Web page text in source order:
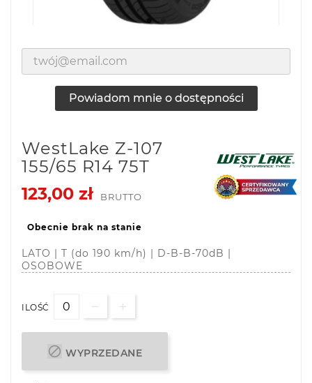
Powiadom mnie o dostępności
WestLake Z-107
155/65 R14 75T
123,00 zł
BRUTTO
Obecnie brak na stanie
LATO | T (do 190 km/h) | D-B-B-70dB |
OSOBOWE
ILOŚĆ
 WYPRZEDANE